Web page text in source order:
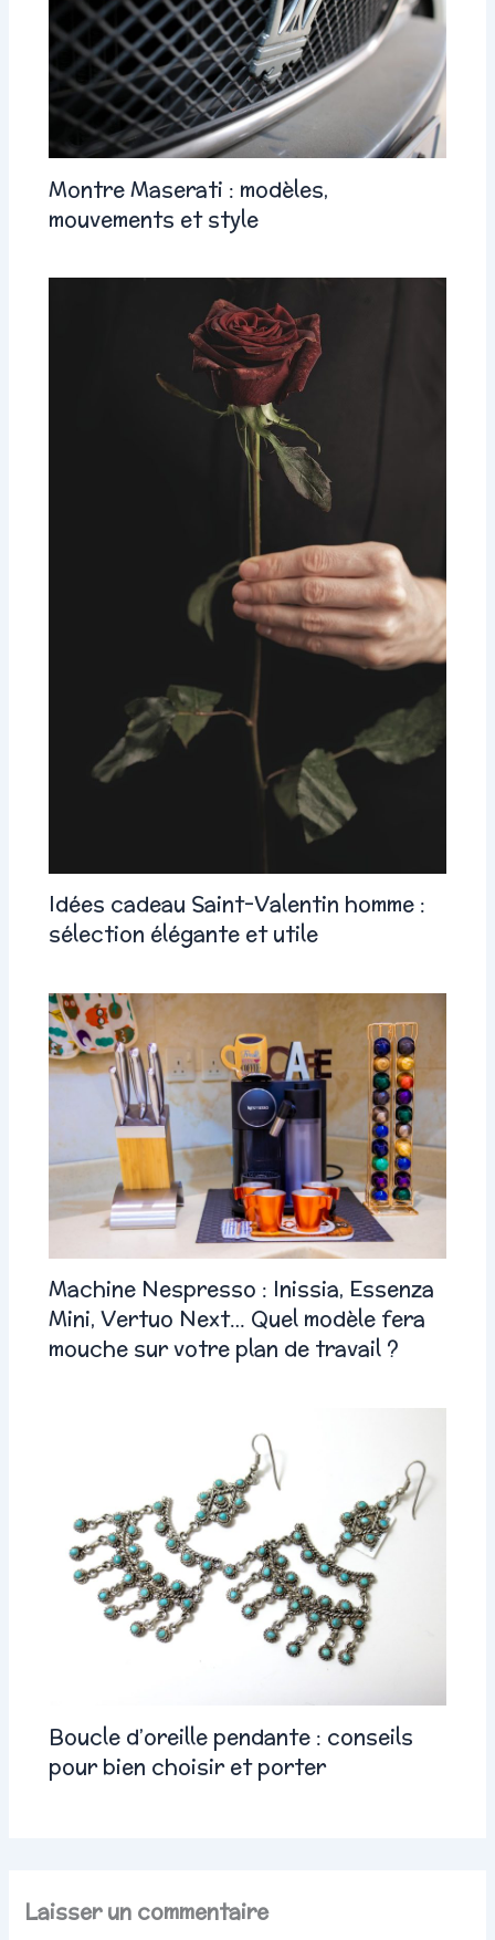
Montre Maserati : modèles,
mouvements et style
Idées cadeau Saint-Valentin homme :
sélection élégante et utile
Machine Nespresso : Inissia, Essenza
Mini, Vertuo Next… Quel modèle fera
mouche sur votre plan de travail ?
Boucle d’oreille pendante : conseils
pour bien choisir et porter
Laisser un commentaire